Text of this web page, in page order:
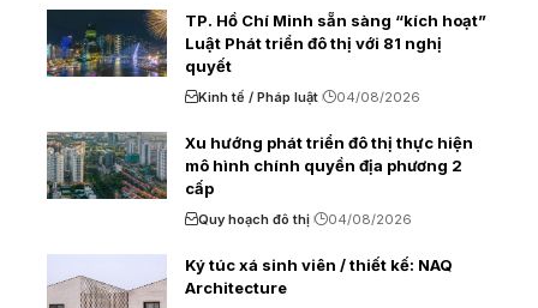
TP. Hồ Chí Minh sẵn sàng “kích hoạt”
Luật Phát triển đô thị với 81 nghị
quyết
Kinh tế / Pháp luật 04/08/2026
Xu hướng phát triển đô thị thực hiện
mô hình chính quyền địa phương 2
cấp
Quy hoạch đô thị 04/08/2026
Ký túc xá sinh viên / thiết kế: NAQ
Architecture